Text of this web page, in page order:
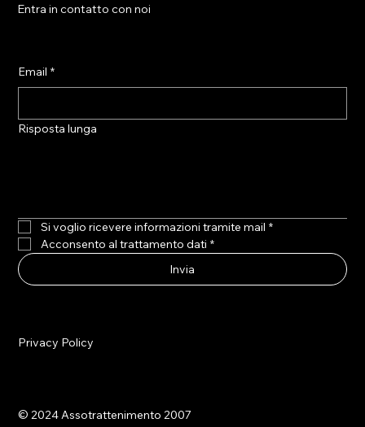
Entra in contatto con noi
Email *
Risposta lunga
Si voglio ricevere informazioni tramite mail *
Acconsento al trattamento dati *
Invia
Privacy Policy
© 2024 Assotrattenimento 2007